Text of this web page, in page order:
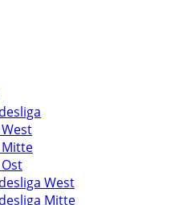
Mitte
West
Mitte